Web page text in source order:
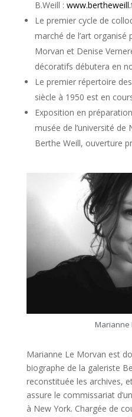
B.Weill :
Le premier cycle de
marché de l’art
Morvan et Denise
décoratifs débutera en
Le premier répertoire
siècle à 1950 est en
Exposition en
musée de l’université de
Berthe Weill, ouverture
Marianne
Marianne Le Morvan est
biographe de la galeriste
reconstituée les archives,
assure le commissariat
à New York. Chargée de